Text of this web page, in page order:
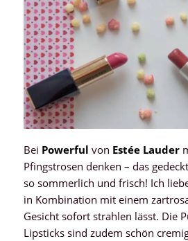
Bei Powerful von Estée Lauder
Pfingstrosen denken – das
so sommerlich und frisch! Ich
in Kombination mit einem
Gesicht sofort strahlen lässt. Die
Lipsticks sind zudem schön